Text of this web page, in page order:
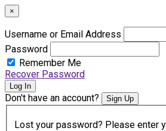
×
Username or Email Address
Password
Remember Me
Recover Password
Log In
Don't have an account? Sign Up
Lost your password? Please enter